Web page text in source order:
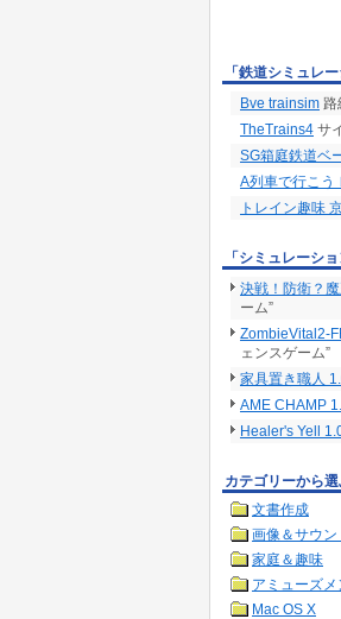
「鉄道シミュレ
Bve trainsim 路
TheTrains4 サ
SG箱庭鉄道ベ
A列車で行こう
トレイン趣味
「シミュレーシ
決戦！防衛？
ーム”
ZombieVital2-
ェンスゲーム”
家具置き職人
AME CHAMP
Healer's Yell
カテゴリーから
文書作成
画像＆サウン
家庭＆趣味
アミューズメ
Mac OS X